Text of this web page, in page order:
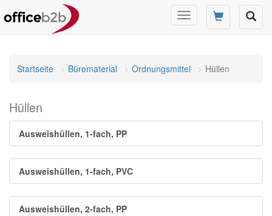
Navigation
umschalten
Startseite Büromaterial Ordnungsmittel Hüllen
Hüllen
Ausweishüllen, 1-fach, PP
Ausweishüllen, 1-fach, PVC
Ausweishüllen, 2-fach, PP